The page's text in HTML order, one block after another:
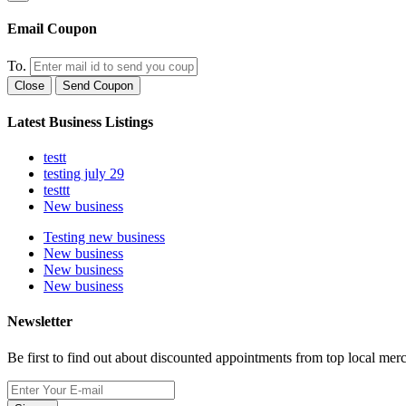
Email Coupon
To.
Close Send Coupon
Latest Business Listings
testt
testing july 29
testtt
New business
Testing new business
New business
New business
New business
Newsletter
Be first to find out about discounted appointments from top local